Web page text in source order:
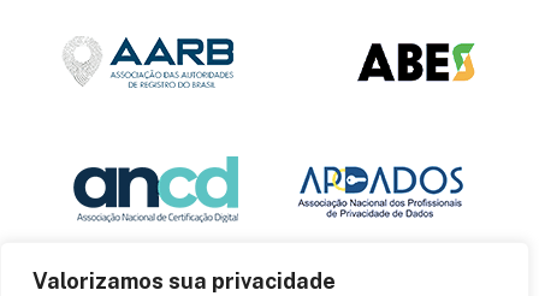
Valorizamos sua privacidade